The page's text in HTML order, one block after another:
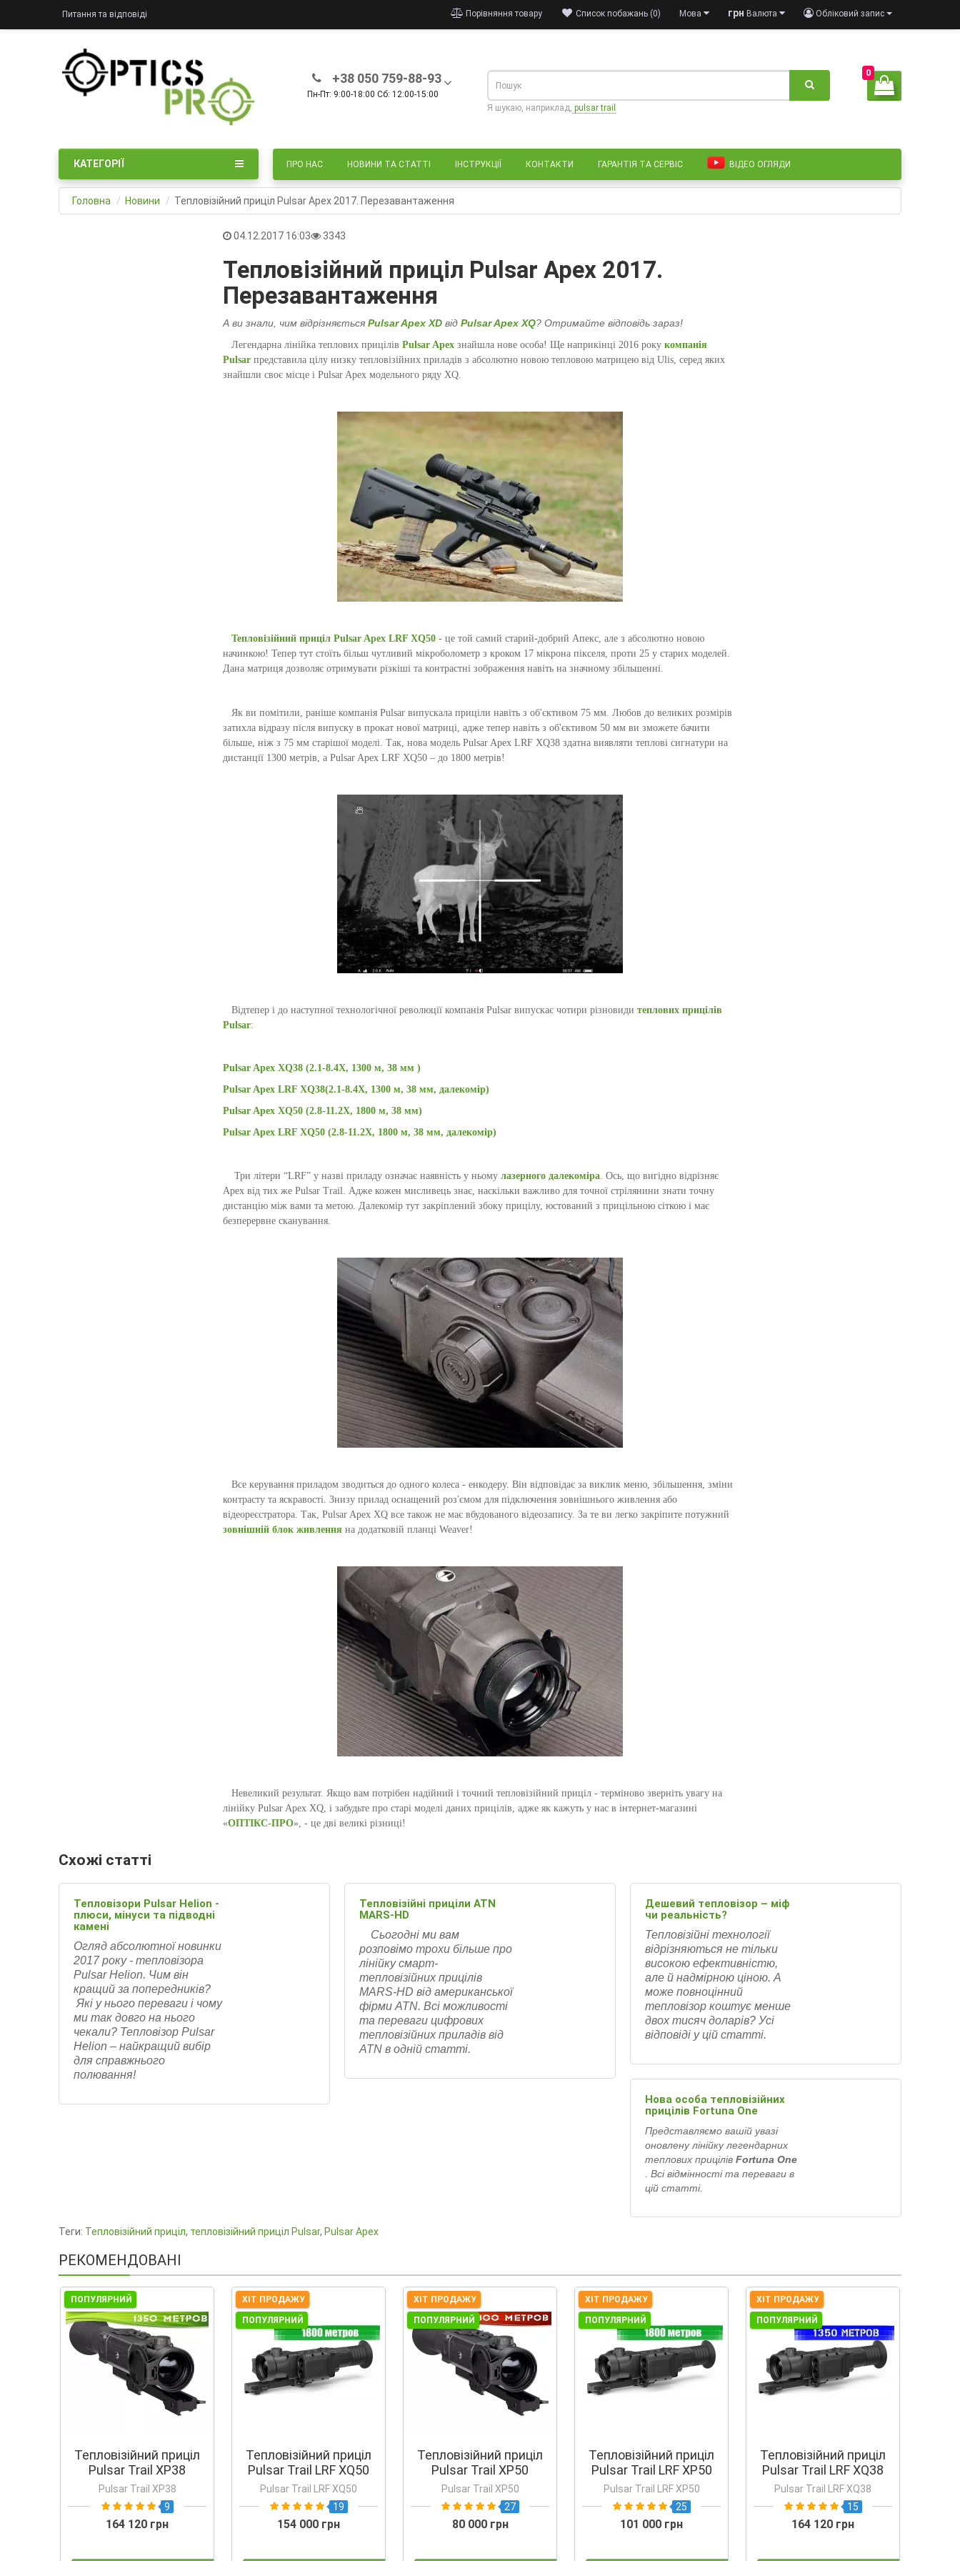
Питання та відповіді Обліковий запис
грн Валюта
Мова
Список побажань (0)
Порівняння товару
+38 050 759-88-93
Пн-Пт: 9:00-18:00 Сб: 12:00-15:00
0
Я шукаю, наприклад, pulsar trail
ПРО НАС НОВИНИ ТА СТАТТІ ІНСТРУКЦІЇ КОНТАКТИ ГАРАНТІЯ ТА СЕРВІС ВІДЕО ОГЛЯДИ
КАТЕГОРІЇ
Головна Новини Тепловізійний приціл Pulsar Apex 2017. Перезавантаження
04.12.2017 16:03 3343
Тепловізійний приціл Pulsar Apex 2017.
Перезавантаження
А ви знали, чим відрізняється Pulsar Apex XD від Pulsar Apex XQ? Отримайте відповідь зараз!
Легендарна лінійка теплових прицілів Pulsar Apex знайшла нове особа! Ще наприкінці 2016 року компанія
Pulsar представила цілу низку тепловізійних приладів з абсолютно новою тепловою матрицею від Ulis, серед яких
знайшли своє місце і Pulsar Apex модельного ряду XQ.
Тепловізійний приціл Pulsar Apex LRF XQ50 - це той самий старий-добрий Апекс, але з абсолютно новою
начинкою! Тепер тут стоїть більш чутливий мікроболометр з кроком 17 мікрона пікселя, проти 25 у старих моделей.
Дана матриця дозволяє отримувати різкіші та контрастні зображення навіть на значному збільшенні.
Як ви помітили, раніше компанія Pulsar випускала приціли навіть з об'єктивом 75 мм. Любов до великих розмірів
затихла відразу після випуску в прокат нової матриці, адже тепер навіть з об'єктивом 50 мм ви зможете бачити
більше, ніж з 75 мм старішої моделі. Так, нова модель Pulsar Apex LRF XQ38 здатна виявляти теплові сигнатури на
дистанції 1300 метрів, а Pulsar Apex LRF XQ50 – до 1800 метрів!
Відтепер і до наступної технологічної революції компанія Pulsar випускає чотири різновиди теплових прицілів
Pulsar:
Pulsar Apex XQ38 (2.1-8.4X, 1300 м, 38 мм )
Pulsar Apex LRF XQ38(2.1-8.4X, 1300 м, 38 мм, далекомір)
Pulsar Apex XQ50 (2.8-11.2X, 1800 м, 38 мм)
Pulsar Apex LRF XQ50 (2.8-11.2X, 1800 м, 38 мм, далекомір)
Три літери “LRF” у назві приладу означає наявність у ньому лазерного далекоміра. Ось, що вигідно відрізняє
Apex від тих же Pulsar Trail. Адже кожен мисливець знає, наскільки важливо для точної стрілянини знати точну
дистанцію між вами та метою. Далекомір тут закріплений збоку прицілу, юстований з прицільною сіткою і має
безперервне сканування.
Все керування приладом зводиться до одного колеса - енкодеру. Він відповідає за виклик меню, збільшення, зміни
контрасту та яскравості. Знизу прилад оснащений роз'ємом для підключення зовнішнього живлення або
відеореєстратора. Так, Pulsar Apex XQ все також не має вбудованого відеозапису. За те ви легко закріпите потужний
зовнішній блок живлення на додатковій планці Weaver!
Невеликий результат. Якщо вам потрібен надійний і точний тепловізійний приціл - терміново зверніть увагу на
лінійку Pulsar Apex XQ, і забудьте про старі моделі даних прицілів, адже як кажуть у нас в інтернет-магазині
«ОПТІКС-ПРО», - це дві великі різниці!
Схожі статті
Тепловізори Pulsar Helion -
плюси, мінуси та підводні
камені
Огляд абсолютної новинки
2017 року - тепловізора
Pulsar Helion. Чим він
кращий за попередників?
Які у нього переваги і чому
ми так довго на нього
чекали? Тепловізор Pulsar
Helion – найкращий вибір
для справжнього
полювання!
Тепловізійні приціли ATN
MARS-HD
Сьогодні ми вам
розповімо трохи більше про
лінійку смарт-
тепловізійних прицілів
MARS-HD від американської
фірми ATN. Всі можливості
та переваги цифрових
тепловізійних приладів від
ATN в одній статті.
Дешевий тепловізор – міф
чи реальність?
Тепловізійні технології
відрізняються не тільки
високою ефективністю,
але й надмірною ціною. А
може повноцінний
тепловізор коштує менше
двох тисяч доларів? Усі
відповіді у цій статті.
Нова особа тепловізійних
прицілів Fortuna One
Представляємо вашій увазі
оновлену лінійку легендарних
теплових прицілів Fortuna One
. Всі відмінності та переваги в
цій статті.
Теги: Тепловізійний приціл, тепловізійний приціл Pulsar, Pulsar Apex
РЕКОМЕНДОВАНІ
ПОПУЛЯРНИЙ
Тепловізійний приціл
Pulsar Trail XP38
Pulsar Trail XP38
9
164 120 грн
ХІТ ПРОДАЖУ
ПОПУЛЯРНИЙ
Тепловізійний приціл
Pulsar Trail LRF XQ50
Pulsar Trail LRF XQ50
19
154 000 грн
ХІТ ПРОДАЖУ
ПОПУЛЯРНИЙ
Тепловізійний приціл
Pulsar Trail XP50
Pulsar Trail XP50
27
80 000 грн
ХІТ ПРОДАЖУ
ПОПУЛЯРНИЙ
Тепловізійний приціл
Pulsar Trail LRF XP50
Pulsar Trail LRF XP50
25
101 000 грн
ХІТ ПРОДАЖУ
ПОПУЛЯРНИЙ
Тепловізійний приціл
Pulsar Trail LRF XQ38
Pulsar Trail LRF XQ38
15
164 120 грн